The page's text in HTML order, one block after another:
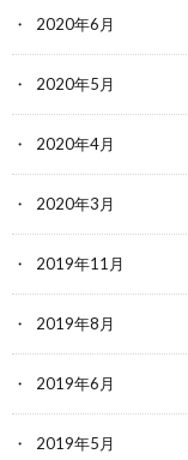
2020年6月
2020年5月
2020年4月
2020年3月
2019年11月
2019年8月
2019年6月
2019年5月